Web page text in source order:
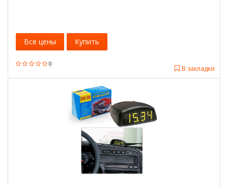
0
В закладки
Все цены Купить